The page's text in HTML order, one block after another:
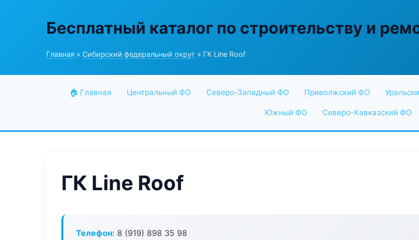
Бесплатный каталог по строительству и
Главная » Сибирский федеральный округ » ГК Line Roof
🏠 Главная Центральный ФО Северо-Западный ФО Приволжский ФО
Южный ФО Северо-Кавказский ФО
ГК Line Roof
Телефон: 8 (919) 898 35 98